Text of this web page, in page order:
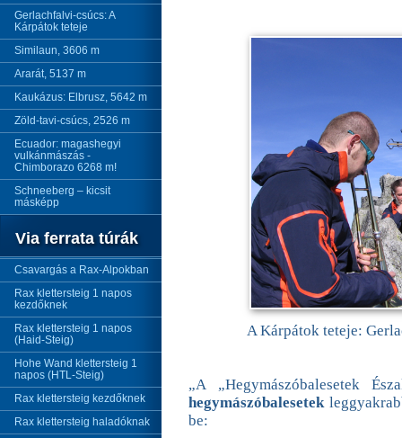
Gerlachfalvi-csúcs: A
Kárpátok teteje
Similaun, 3606 m
Ararát, 5137 m
Kaukázus: Elbrusz, 5642 m
Zöld-tavi-csúcs, 2526 m
Ecuador: magashegyi
vulkánmászás -
Chimborazo 6268 m!
Schneeberg – kicsit
másképp
Via ferrata túrák
Csavargás a Rax-Alpokban
Rax klettersteig 1 napos
kezdőknek
Rax klettersteig 1 napos
(Haid-Steig)
Hohe Wand klettersteig 1
napos (HTL-Steig)
Rax klettersteig kezdőknek
Rax klettersteig haladóknak
A Kárpátok teteje:
„A „Hegymászóbalesetek
hegymászóbalesetek
be: